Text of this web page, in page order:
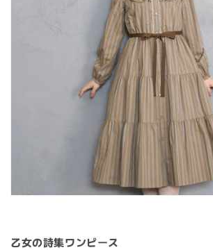
乙女の詩集ワンピース